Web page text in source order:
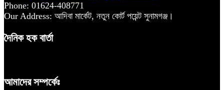
Phone: 01624-408771
Our Address: আদিবা মার্কেট, নতুন কোর্ট পয়েন্ট সুনামগঞ্জ।
দৈনিক হক বার্তা
আমাদের সম্পর্কেঃ